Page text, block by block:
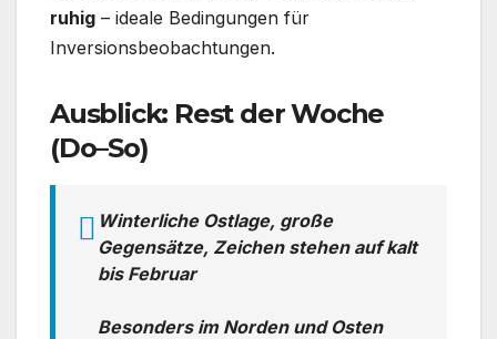
ruhig – ideale Bedingungen für
Inversionsbeobachtungen.
Ausblick: Rest der Woche
(Do–So)
Winterliche Ostlage, große
Gegensätze, Zeichen stehen auf kalt
bis Februar
Besonders im Norden und Osten